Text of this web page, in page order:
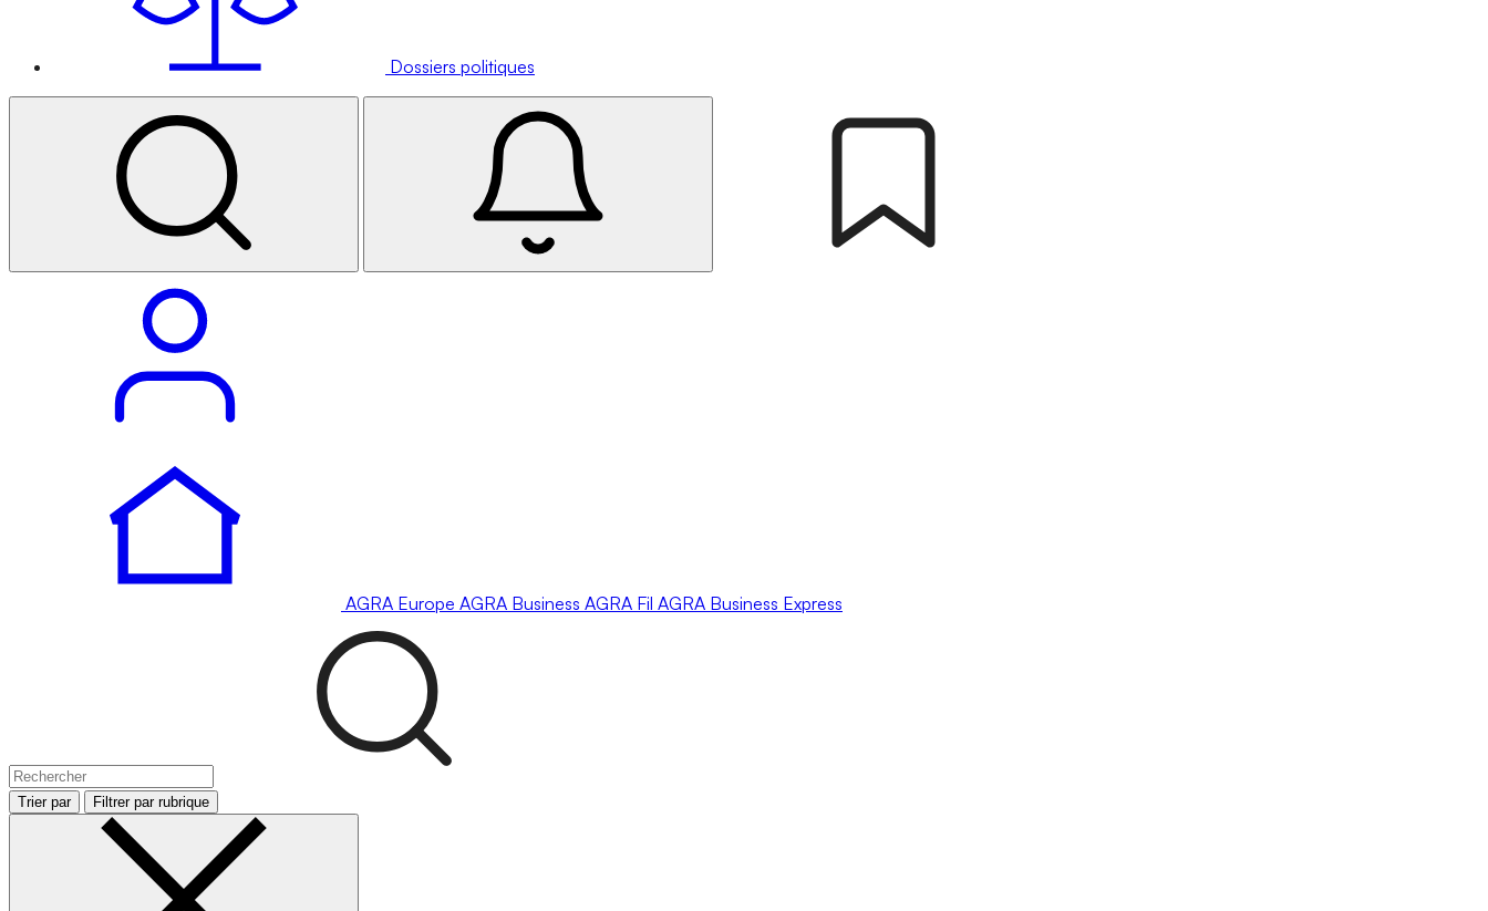
Dossiers politiques
AGRA Europe AGRA Business AGRA Fil AGRA Business Express
Trier par Filtrer par rubrique